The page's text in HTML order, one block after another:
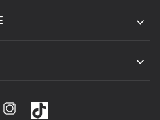
НА ПРОИЗВОД